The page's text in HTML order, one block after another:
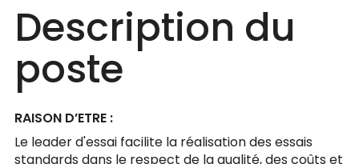
Description du
poste
RAISON D’ETRE :
Le leader d'essai facilite la réalisation des essais
standards dans le respect de la qualité, des coûts et